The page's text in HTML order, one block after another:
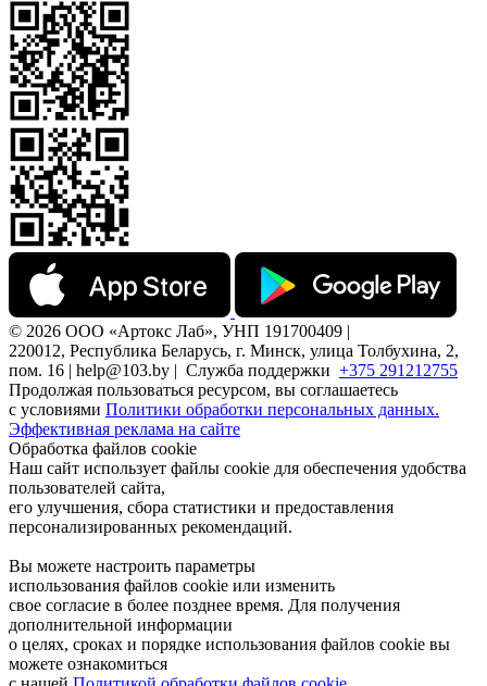
© 2026 ООО «Артокс Лаб», УНП 191700409 |
220012, Республика Беларусь, г. Минск, улица Толбухина, 2,
пом. 16 | help@103.by | Служба поддержки +375 291212755
Продолжая пользоваться ресурсом, вы соглашаетесь
с условиями Политики обработки персональных данных.
Эффективная реклама на сайте
Обработка файлов cookie
Наш сайт использует файлы cookie для обеспечения удобства
пользователей сайта,
его улучшения, сбора статистики и предоставления
персонализированных рекомендаций.
Вы можете настроить параметры
использования файлов cookie или изменить
свое согласие в более позднее время. Для получения
дополнительной информации
о целях, сроках и порядке использования файлов cookie вы
можете ознакомиться